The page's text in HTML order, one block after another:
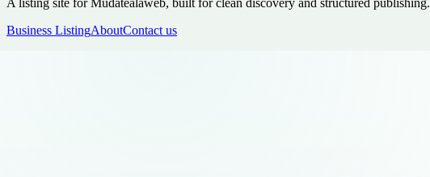
A listing site for Mudatealaweb, built for clean discovery and structured publishing.
Business ListingAboutContact us